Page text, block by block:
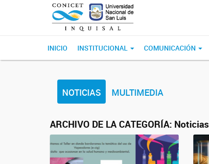
INICIO INSTITUCIONAL COMUNICACIÓN
NOTICIAS MULTIMEDIA
ARCHIVO DE LA CATEGORÍA: Noticias